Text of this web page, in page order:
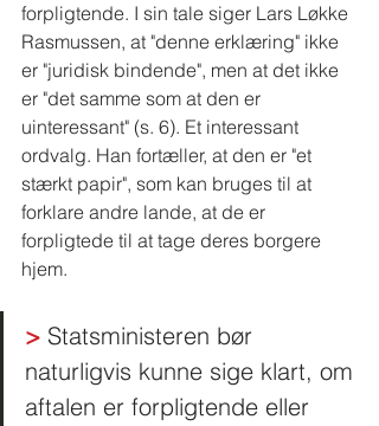
forpligtende. I sin tale siger Lars Løkke
Rasmussen, at "denne erklæring" ikke
er "juridisk bindende", men at det ikke
er "det samme som at den er
uinteressant" (s. 6). Et interessant
ordvalg. Han fortæller, at den er "et
stærkt papir", som kan bruges til at
forklare andre lande, at de er
forpligtede til at tage deres borgere
hjem.
> Statsministeren bør
naturligvis kunne sige klart, om
aftalen er forpligtende eller